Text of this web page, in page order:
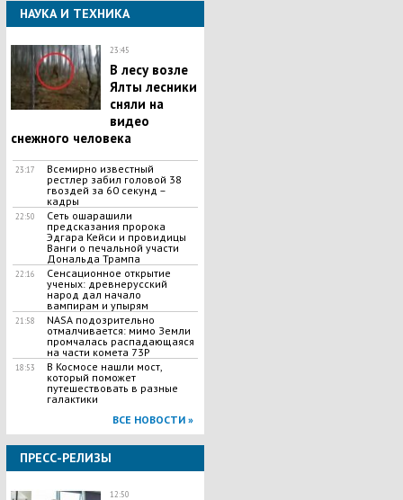
НАУКА И ТЕХНИКА
23:45
В лесу возле
Ялты лесники
сняли на
видео
снежного человека
23:17
Всемирно известный
рестлер забил головой 38
гвоздей за 60 секунд –
кадры
22:50
Сеть ошарашили
предсказания пророка
Эдгара Кейси и провидицы
Ванги о печальной участи
Дональда Трампа
22:16
Сенсационное открытие
ученых: древнерусский
народ дал начало
вампирам и упырям
21:58
NASA подозрительно
отмалчивается: мимо Земли
промчалась распадающаяся
на части комета 73Р
18:53
В Космосе нашли мост,
который поможет
путешествовать в разные
галактики
ВСЕ НОВОСТИ »
ПРЕСС-РЕЛИЗЫ
12:50